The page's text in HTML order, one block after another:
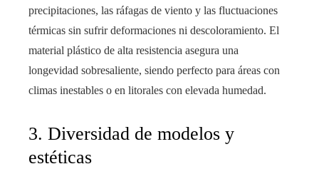
precipitaciones, las ráfagas de viento y las fluctuaciones
térmicas sin sufrir deformaciones ni descoloramiento. El
material plástico de alta resistencia asegura una
longevidad sobresaliente, siendo perfecto para áreas con
climas inestables o en litorales con elevada humedad.
3. Diversidad de modelos y
estéticas